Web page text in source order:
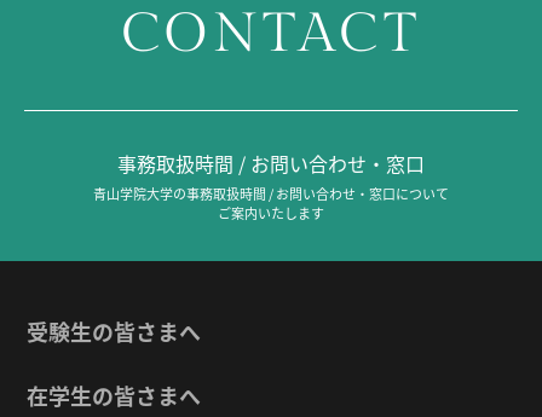
CONTACT
事務取扱時間 / お問い合わせ・窓口
青山学院大学の事務取扱時間 / お問い合わせ・窓口について
ご案内いたします
受験生の皆さまへ
在学生の皆さまへ